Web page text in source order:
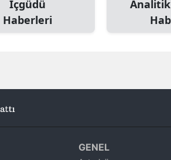
İçgüdü
Haberleri
GENEL